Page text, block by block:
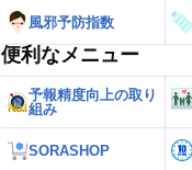
風邪予防指数
便利なメニュー
予報精度向上の取り
組み
SORASHOP